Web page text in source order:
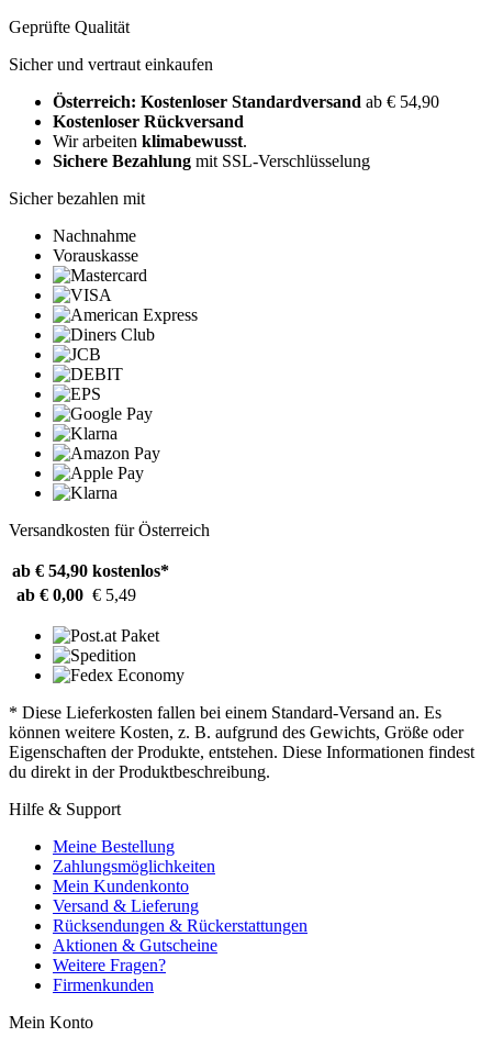
Geprüfte Qualität
Sicher und vertraut einkaufen
Österreich: Kostenloser Standardversand ab € 54,90
Kostenloser Rückversand
Wir arbeiten klimabewusst.
Sichere Bezahlung mit SSL-Verschlüsselung
Sicher bezahlen mit
Nachnahme
Vorauskasse
Versandkosten für Österreich
ab € 54,90 kostenlos*
ab € 0,00 € 5,49
* Diese Lieferkosten fallen bei einem Standard-Versand an. Es
können weitere Kosten, z. B. aufgrund des Gewichts, Größe oder
Eigenschaften der Produkte, entstehen. Diese Informationen findest
du direkt in der Produktbeschreibung.
Hilfe & Support
Meine Bestellung
Zahlungsmöglichkeiten
Mein Kundenkonto
Versand & Lieferung
Rücksendungen & Rückerstattungen
Aktionen & Gutscheine
Weitere Fragen?
Firmenkunden
Mein Konto